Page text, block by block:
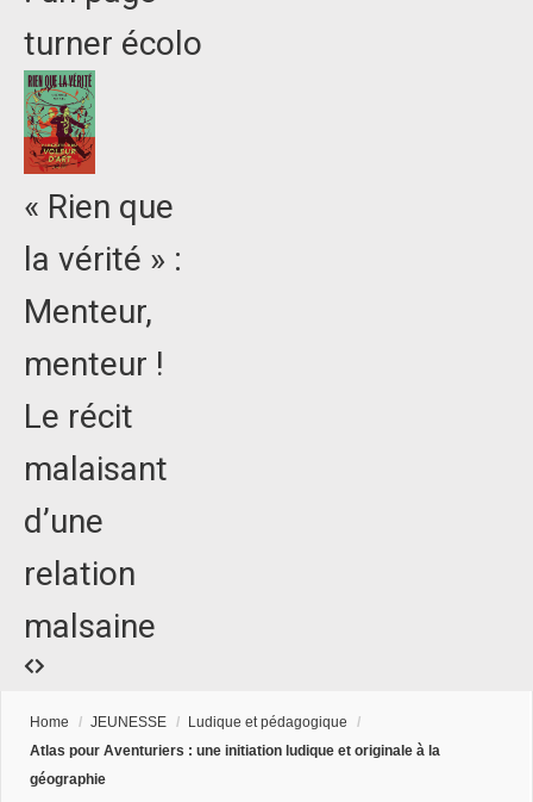
turner écolo
« Rien que
la vérité » :
Menteur,
menteur !
Le récit
malaisant
d’une
relation
malsaine
Home / JEUNESSE / Ludique et pédagogique
/
Atlas pour Aventuriers : une initiation ludique et originale à la
géographie